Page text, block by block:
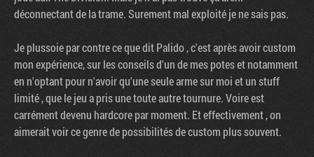
déconnectant de la trame. Surement mal exploité je ne sais pas.
Je plussoie par contre ce que dit Palido , c'est après avoir custom
mon expérience, sur les conseils d'un de mes potes et notamment
en n'optant pour n'avoir qu'une seule arme sur moi et un stuff
limité , que le jeu a pris une toute autre tournure. Voire est
carrément devenu hardcore par moment. Et effectivement , on
aimerait voir ce genre de possibilités de custom plus souvent.